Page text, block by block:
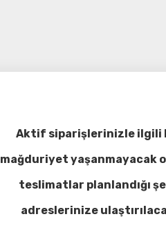
Aktif siparişlerinizle ilgili
mağduriyet yaşanmayacak
teslimatlar planlandığı
adreslerinize